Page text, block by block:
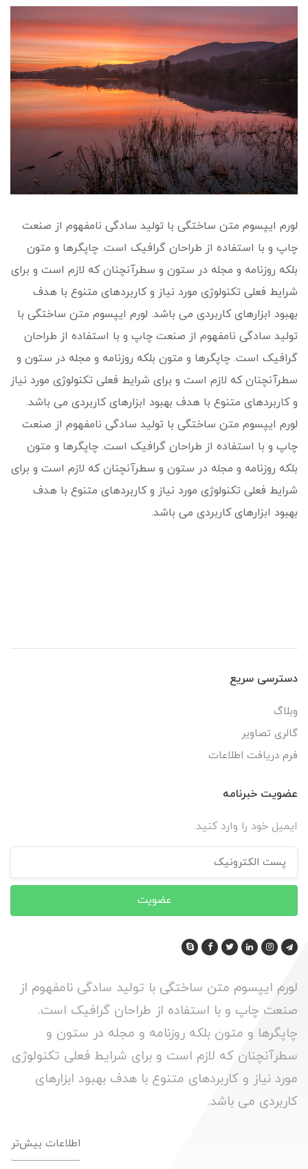
لورم ایپسوم متن ساختگی با تولید سادگی نامفهوم از صنعت
چاپ و با استفاده از طراحان گرافیک است. چاپگرها و متون
بلکه روزنامه و مجله در ستون و سطرآنچنان که لازم است و برای
شرایط فعلی تکنولوژی مورد نیاز و کاربردهای متنوع با هدف
بهبود ابزارهای کاربردی می باشد. لورم ایپسوم متن ساختگی با
تولید سادگی نامفهوم از صنعت چاپ و با استفاده از طراحان
گرافیک است. چاپگرها و متون بلکه روزنامه و مجله در ستون و
سطرآنچنان که لازم است و برای شرایط فعلی تکنولوژی مورد نیاز
و کاربردهای متنوع با هدف بهبود ابزارهای کاربردی می باشد.
لورم ایپسوم متن ساختگی با تولید سادگی نامفهوم از صنعت
چاپ و با استفاده از طراحان گرافیک است. چاپگرها و متون
بلکه روزنامه و مجله در ستون و سطرآنچنان که لازم است و برای
شرایط فعلی تکنولوژی مورد نیاز و کاربردهای متنوع با هدف
بهبود ابزارهای کاربردی می باشد.
دسترسی سریع
وبلاگ
گالری تصاویر
فرم دریافت اطلاعات
عضویت خبرنامه
ایمیل خود را وارد کنید.
عضویت
لورم ایپسوم متن ساختگی با تولید سادگی نامفهوم از
صنعت چاپ و با استفاده از طراحان گرافیک است.
چاپگرها و متون بلکه روزنامه و مجله در ستون و
سطرآنچنان که لازم است و برای شرایط فعلی تکنولوژی
مورد نیاز و کاربردهای متنوع با هدف بهبود ابزارهای
کاربردی می باشد.
اطلاعات بیش‌تر